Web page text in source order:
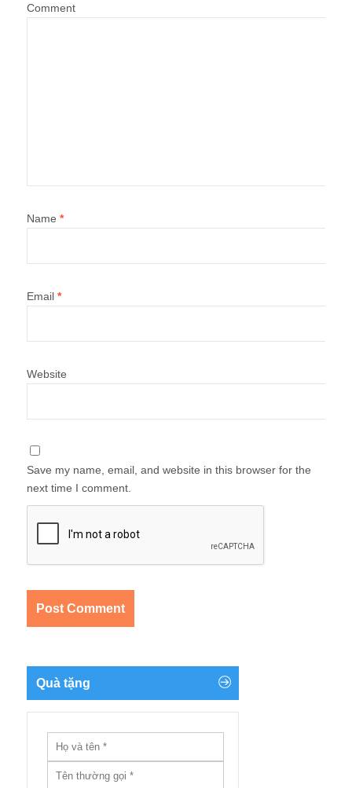
Comment
Name *
Email *
Website
Save my name, email, and website in this browser for the
next time I comment.
Quà tặng